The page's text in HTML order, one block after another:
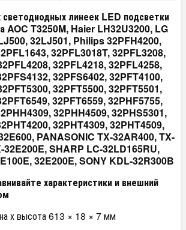
светодиодных линеек LED подсветки
AOC T3250M, Haier LH32U3200, LG
32LJ501, Philips 32PFH4200,
32PFL3018T, 32PFL3208,
32PFL4218, 32PFL4258,
32PFS6402, 32PFT4100,
32PFT5500, 32PFT5501,
32PFT6559, 32PHF5755,
32PHH4509, 32PHS5301,
32PHT4309, 32PHT4509,
PANASONIC TX-32AR400, TX-
32E200E, SHARP LC-32LD165RU,
32E200E, SONY KDL-32R300B
характеристики и внешний
х высота 613 × 18 × 7 мм